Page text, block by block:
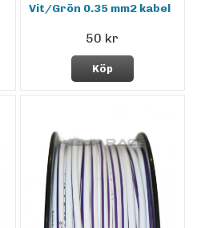
Vit/Grön 0.35 mm2 kabel
50 kr
Köp